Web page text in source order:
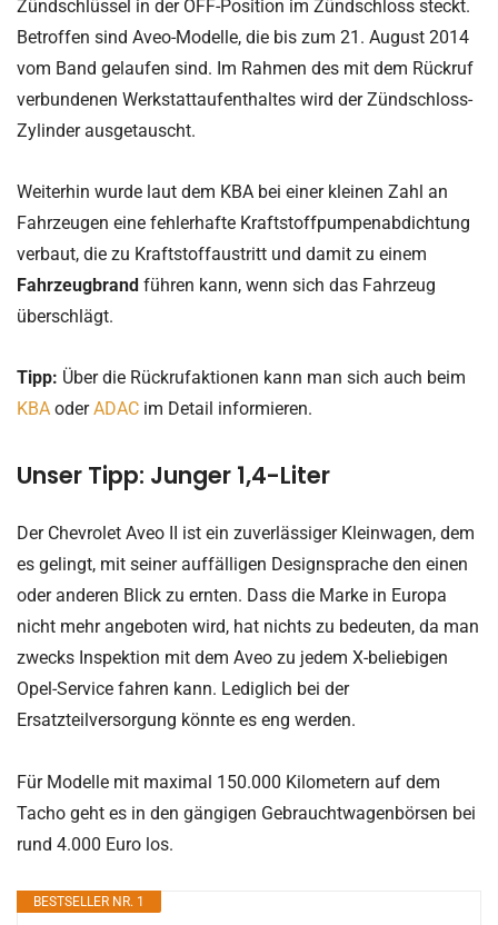
Zündschlüssel in der OFF-Position im Zündschloss steckt.
Betroffen sind Aveo-Modelle, die bis zum 21. August 2014
vom Band gelaufen sind. Im Rahmen des mit dem Rückruf
verbundenen Werkstattaufenthaltes wird der Zündschloss-
Zylinder ausgetauscht.
Weiterhin wurde laut dem KBA bei einer kleinen Zahl an
Fahrzeugen eine fehlerhafte Kraftstoffpumpenabdichtung
verbaut, die zu Kraftstoffaustritt und damit zu einem
Fahrzeugbrand führen kann, wenn sich das Fahrzeug
überschlägt.
Tipp: Über die Rückrufaktionen kann man sich auch beim
KBA oderADAC im Detail informieren.
Unser Tipp: Junger 1,4-Liter
Der Chevrolet Aveo II ist ein zuverlässiger Kleinwagen, dem
es gelingt, mit seiner auffälligen Designsprache den einen
oder anderen Blick zu ernten. Dass die Marke in Europa
nicht mehr angeboten wird, hat nichts zu bedeuten, da man
zwecks Inspektion mit dem Aveo zu jedem X-beliebigen
Opel-Service fahren kann. Lediglich bei der
Ersatzteilversorgung könnte es eng werden.
Für Modelle mit maximal 150.000 Kilometern auf dem
Tacho geht es in den gängigen Gebrauchtwagenbörsen bei
rund 4.000 Euro los.
BESTSELLER NR. 1